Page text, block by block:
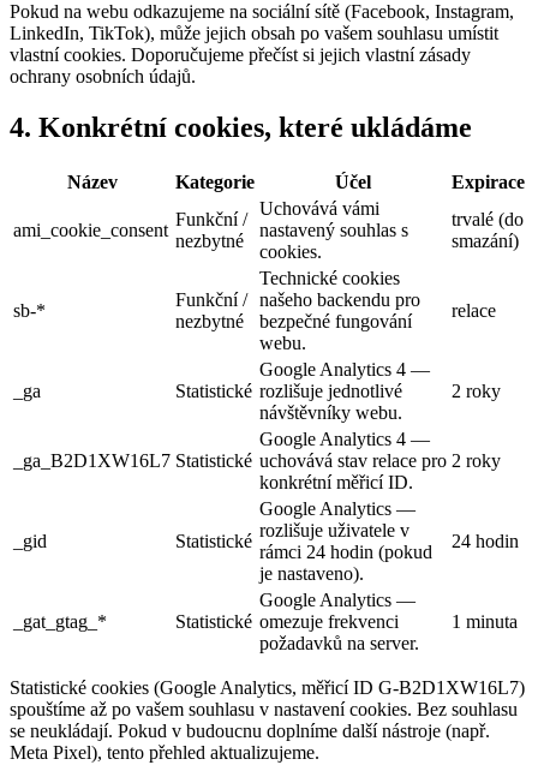
Pokud na webu odkazujeme na sociální sítě (Facebook, Instagram,
LinkedIn, TikTok), může jejich obsah po vašem souhlasu umístit
vlastní cookies. Doporučujeme přečíst si jejich vlastní zásady
ochrany osobních údajů.
4. Konkrétní cookies, které ukládáme
Název Kategorie Účel Expirace
ami_cookie_consent
Funkční /
nezbytné
Uchovává vámi
nastavený souhlas s
cookies.
trvalé (do
smazání)
sb-*
Funkční /
nezbytné
Technické cookies
našeho backendu pro
bezpečné fungování
webu.
relace
_ga Statistické
Google Analytics 4 —
rozlišuje jednotlivé
návštěvníky webu.
2 roky
_ga_B2D1XW16L7 Statistické
Google Analytics 4 —
uchovává stav relace pro
konkrétní měřicí ID.
2 roky
_gid Statistické
Google Analytics —
rozlišuje uživatele v
rámci 24 hodin (pokud
je nastaveno).
24 hodin
_gat_gtag_* Statistické
Google Analytics —
omezuje frekvenci
požadavků na server.
1 minuta
Statistické cookies (Google Analytics, měřicí ID G-B2D1XW16L7)
spouštíme až po vašem souhlasu v nastavení cookies. Bez souhlasu
se neukládají. Pokud v budoucnu doplníme další nástroje (např.
Meta Pixel), tento přehled aktualizujeme.